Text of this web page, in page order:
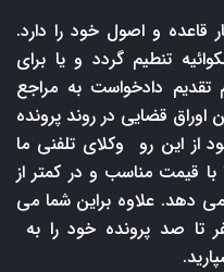
قاعده و اصول خود را دارد.
تنطیم گردد و یا برای
دادخواست به مراجع
قضایی در روند پرونده
از این رو وکلای تلفنی ما
قیمت مناسب و در کمتر از
می دهد. علاوه براین شما می
تا صد پرونده خود را به